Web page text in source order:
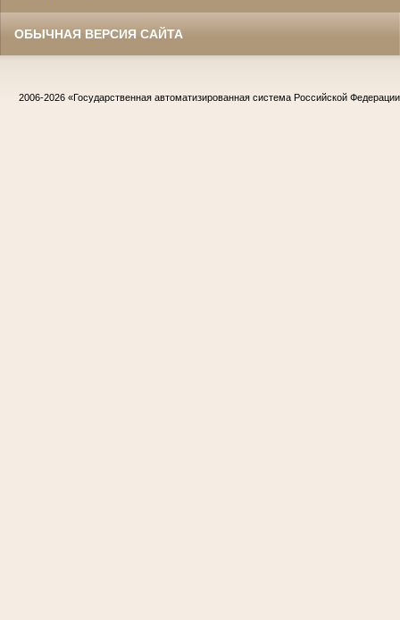
ОБЫЧНАЯ ВЕРСИЯ САЙТА
2006-2026 «Государственная автоматизированная система Российской